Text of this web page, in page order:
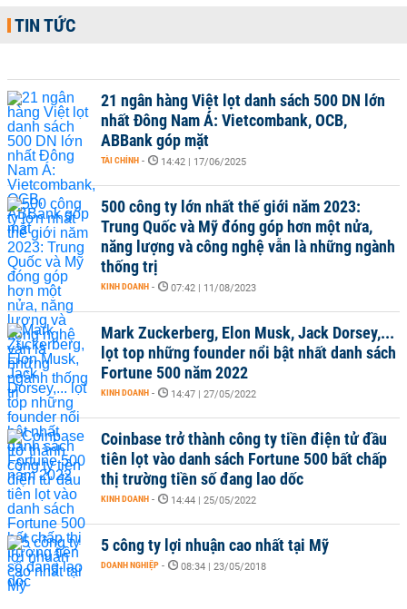
TIN TỨC
21 ngân hàng Việt lọt danh sách 500 DN lớn
nhất Đông Nam Á: Vietcombank, OCB,
ABBank góp mặt
TÀI CHÍNH - 14:42 | 17/06/2025
500 công ty lớn nhất thế giới năm 2023:
Trung Quốc và Mỹ đóng góp hơn một nửa,
năng lượng và công nghệ vẫn là những ngành
thống trị
KINH DOANH - 07:42 | 11/08/2023
Mark Zuckerberg, Elon Musk, Jack Dorsey,...
lọt top những founder nổi bật nhất danh sách
Fortune 500 năm 2022
KINH DOANH - 14:47 | 27/05/2022
Coinbase trở thành công ty tiền điện tử đầu
tiên lọt vào danh sách Fortune 500 bất chấp
thị trường tiền số đang lao dốc
KINH DOANH - 14:44 | 25/05/2022
5 công ty lợi nhuận cao nhất tại Mỹ
DOANH NGHIỆP - 08:34 | 23/05/2018